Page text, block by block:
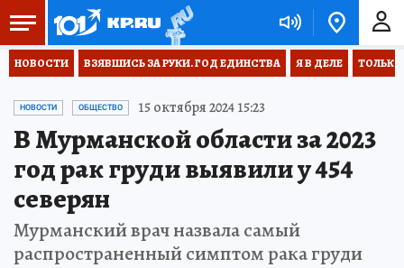
НОВОСТИ ВЗЯВШИСЬ ЗА РУКИ. ГОД ЕДИНСТВА Я В ДЕЛЕ ТОЛЬКО
НОВОСТИ ОБЩЕСТВО 15 октября 2024 15:23
В Мурманской области за 2023
год рак груди выявили у 454
северян
Мурманский врач назвала самый
распространенный симптом рака груди